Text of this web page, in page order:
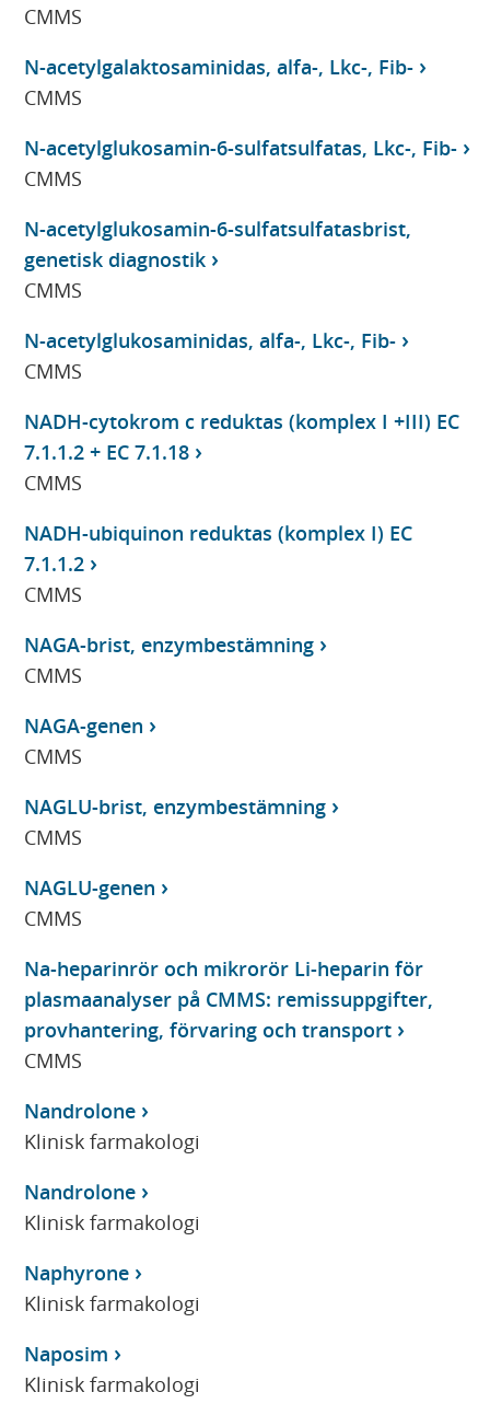
CMMS
N-acetylgalaktosaminidas, alfa-, Lkc-, Fib-
CMMS
N-acetylglukosamin-6-sulfatsulfatas, Lkc-, Fib-
CMMS
N-acetylglukosamin-6-sulfatsulfatasbrist,
genetisk diagnostik
CMMS
N-acetylglukosaminidas, alfa-, Lkc-, Fib-
CMMS
NADH-cytokrom c reduktas (komplex I +III) EC
7.1.1.2 + EC 7.1.18
CMMS
NADH-ubiquinon reduktas (komplex I) EC
7.1.1.2
CMMS
NAGA-brist, enzymbestämning
CMMS
NAGA-genen
CMMS
NAGLU-brist, enzymbestämning
CMMS
NAGLU-genen
CMMS
Na-heparinrör och mikrorör Li-heparin för
plasmaanalyser på CMMS: remissuppgifter,
provhantering, förvaring och transport
CMMS
Nandrolone
Klinisk farmakologi
Nandrolone
Klinisk farmakologi
Naphyrone
Klinisk farmakologi
Naposim
Klinisk farmakologi